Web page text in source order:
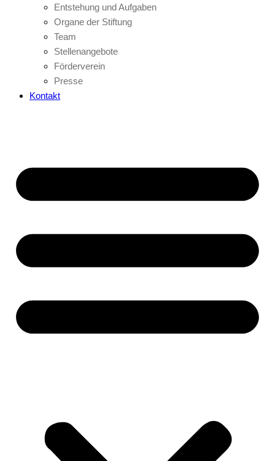
Entstehung und Aufgaben
Organe der Stiftung
Team
Stellenangebote
Förderverein
Presse
Kontakt